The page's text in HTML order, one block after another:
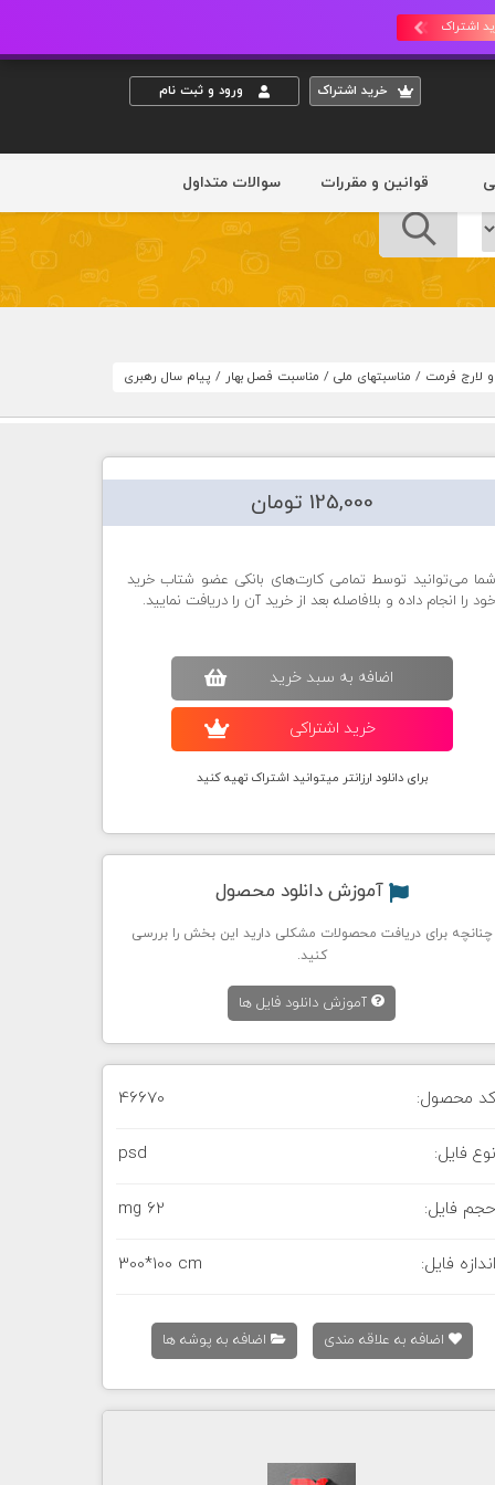
اشتراک
خريد اشتراک ورود و ثبت نام
قوانین و مقررات سوالات متداول
و لارج فرمت / مناسبتهای ملی / مناسبت فصل بهار / پیام سال رهبری
125,000 تومان
شما می‌توانید توسط تمامی کارت‌های بانکی عضو شتاب خرید
خود را انجام داده و بلافاصله بعد از خرید آن را دریافت نمایید.
اضافه به سبد خريد
خريد اشتراکی
برای دانلود ارزانتر میتوانید اشتراک تهیه کنید
آموزش دانلود محصول
چنانچه برای دریافت محصولات مشکلی دارید این بخش را بررسی
کنید.
آموزش دانلود فایل ها
کد محصول: 46670
نوع فایل: psd
حجم فایل: 62 mg
اندازه فایل: 300*100 cm
اضافه به علاقه مندی اضافه به پوشه ها